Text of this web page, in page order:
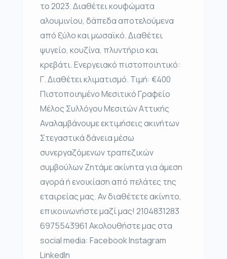
το 2023. Διαθέτει κουφώματα
αλουμινίου, δάπεδα αποτελούμενα
από ξύλο και μωσαϊκό. Διαθέτει
ψυγείο, κουζίνα, πλυντήριο και
κρεβάτι. Ενεργειακό πιστοποιητικό:
Γ. Διαθέτει κλιματισμό. Τιμή: €400
Πιστοποιημένο Μεσιτικό Γραφείο
Μέλος Συλλόγου Μεσιτών Αττικής
Αναλαμβάνουμε εκτιμήσεις ακινήτων
Στεγαστικά δάνεια μέσω
συνεργαζόμενων τραπεζικών
συμβούλων Ζητάμε ακίνητα για άμεση
αγορά ή ενοικίαση από πελάτες της
εταιρείας μας. Αν διαθέτετε ακίνητο,
επικοινωνήστε μαζί μας! 2104831283
6975543961 Ακολουθήστε μας στα
social media: Facebook Instagram
LinkedIn